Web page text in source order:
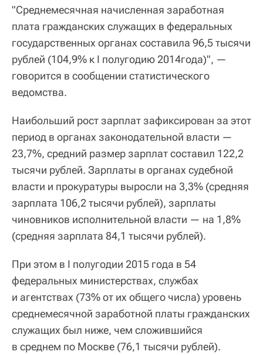
"Среднемесячная начисленная заработная
плата гражданских служащих в федеральных
государственных органах составила 96,5 тысячи
рублей (104,9% к I полугодию 2014года)", —
говорится в сообщении статистического
ведомства.
Наибольший рост зарплат зафиксирован за этот
период в органах законодательной власти —
23,7%, средний размер зарплат составил 122,2
тысячи рублей. Зарплаты в органах судебной
власти и прокуратуры выросли на 3,3% (средняя
зарплата 106,2 тысячи рублей), зарплаты
чиновников исполнительной власти — на 1,8%
(средняя зарплата 84,1 тысячи рублей).
При этом в I полугодии 2015 года в 54
федеральных министерствах, службах
и агентствах (73% от их общего числа) уровень
среднемесячной заработной платы гражданских
служащих был ниже, чем сложившийся
в среднем по Москве (76,1 тысячи рублей).